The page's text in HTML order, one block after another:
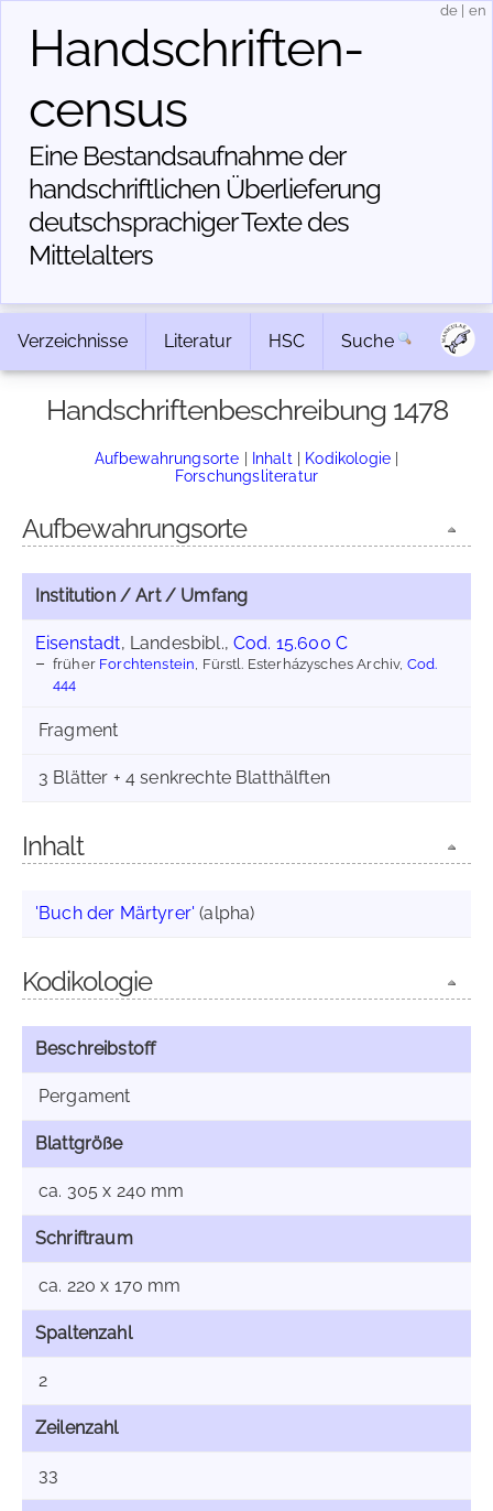
Handschriften­
census
Eine Bestandsaufnahme der
handschriftlichen Über­lieferung
deutschsprachiger Texte des
Mittelalters
de en
Verzeichnisse Literatur HSC Suche
Handschriftenbeschreibung 1478
Aufbewahrungsorte | Inhalt | Kodikologie |
Forschungsliteratur
Aufbewahrungsorte
Institution / Art / Umfang
Eisenstadt, Landesbibl.,Cod. 15.600 C
früher Forchtenstein , Fürstl. Esterházysches Archiv, Cod.
444
Fragment
3 Blätter + 4 senkrechte Blatthälften
Inhalt
'Buch der Märtyrer' (alpha)
Kodikologie
Beschreibstoff
Pergament
Blattgröße
ca. 305 x 240 mm
Schriftraum
ca. 220 x 170 mm
Spaltenzahl
2
Zeilenzahl
33